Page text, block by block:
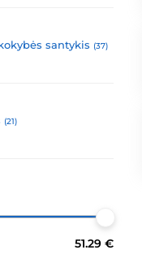
santykis (37)
(21)
51.29 €